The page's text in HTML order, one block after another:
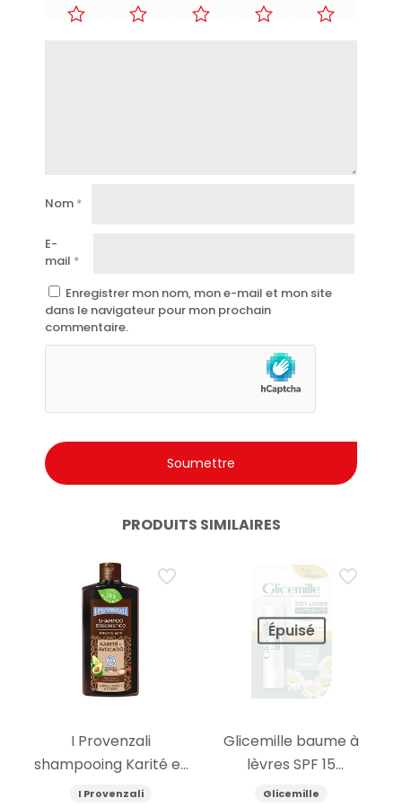
Nom *
E-
mail *
Enregistrer mon nom, mon e-mail et mon site
dans le navigateur pour mon prochain
commentaire.
PRODUITS SIMILAIRES
I Provenzali
shampooing Karité et
Avocat 250ml
I Provenzali
Épuisé
Glicemille baume à
lèvres SPF 15
nourrissant 5.5g
Glicemille